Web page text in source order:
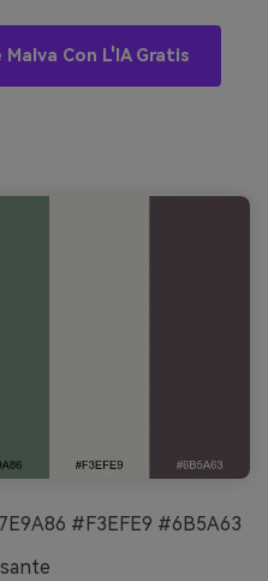
Con L'IA Gratis
#F3EFE9 #6B5A63